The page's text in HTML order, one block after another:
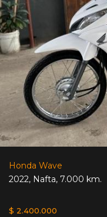
Honda Wave
2022, Nafta, 7.000 km.
$ 2.400.000